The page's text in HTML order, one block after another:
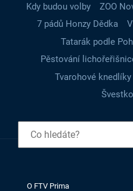
Kdy budou volby
ZOO
7 pádů Honzy Dědka
Tatarák podle
Pěstování
Tvarohové knedlíky
O FTV Prima